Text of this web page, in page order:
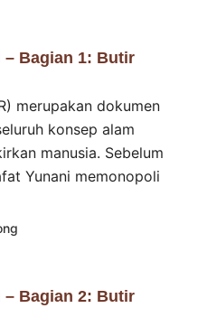
– Bagian 1: Butir
merupakan dokumen
konsep alam
manusia. Sebelum
Yunani memonopoli
– Bagian 2: Butir